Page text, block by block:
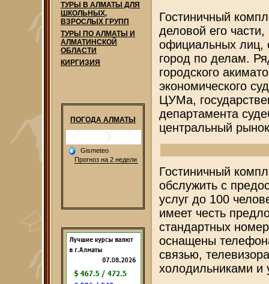
ТУРЫ В АЛМАТЫ ДЛЯ
ШКОЛЬНЫХ,
ВЗРОСЛЫХ ГРУПП
ТУРЫ ПО АЛМАТЫ И
АЛМАТИНСКОЙ
ОБЛАСТИ
КИРГИЗИЯ
ПОГОДА АЛМАТЫ
Гостиничный
деловой его
официальных лиц,
город по делам.
городского
экономического
ЦУМа,
департамента
центральный
Гостиничный
обслужить с
услуг до 100
имеет честь
стандартных
оснащены
связью,
холодильниками и